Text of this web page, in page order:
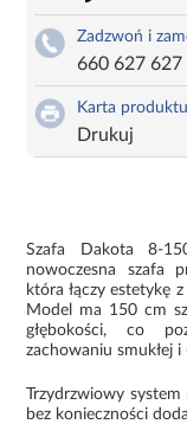
Zadzwoń i
660 627 627
Karta produktu
Drukuj
Szafa Dakota 8-
nowoczesna szafa
która łączy estetykę
Model ma 150 cm
głębokości, co
zachowaniu smukłej
Trzydrzwiowy
bez konieczności